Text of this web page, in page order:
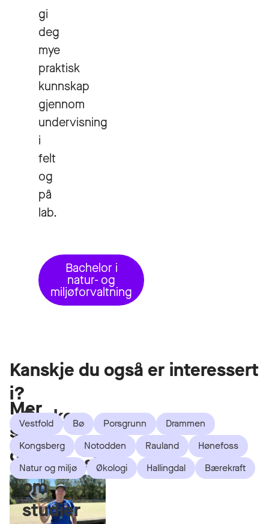
gi
deg
mye
praktisk
kunnskap
gjennom
undervisning
i
felt
og
på
lab.
Bachelor i
natur- og
miljøforvaltning
Ønsker
du
informasjon
om
studier
Mer
som
dette
Kanskje du også er interessert
i?
Vestfold Bø Porsgrunn
Drammen
Kongsberg
Notodden Rauland
Hønefoss
Natur og miljø
Økologi Hallingdal Bærekraft